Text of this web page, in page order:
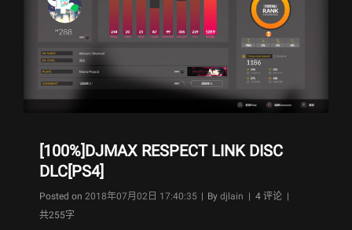
[100%]DJMAX RESPECT LINK DISC
DLC[PS4]
Posted on 2018年07月02日 17:40:35 | By Byline
djlain | 4 评论 |
共255字